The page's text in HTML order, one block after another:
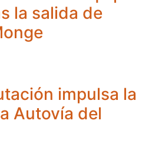
la salida de
impulsa la
Autovía del